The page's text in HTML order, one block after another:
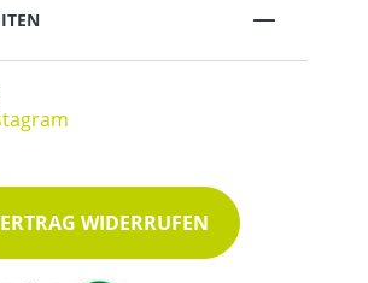
WIDERRUFEN